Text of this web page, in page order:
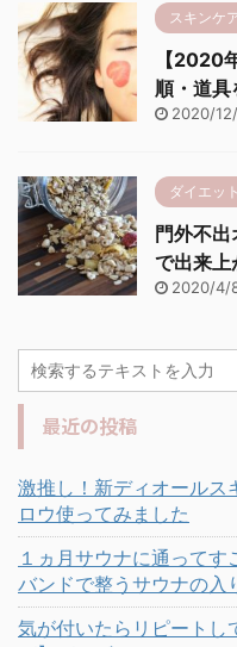
スキンケ
【2020
順・道具
2020/
ダイエット
門外不
で出来上
2020/4/
最近の投稿
激推し！新ディオール
ロウ使ってみました
１ヵ月サウナに通ってす
バンドで整うサウナの入
気が付いたらリピートし